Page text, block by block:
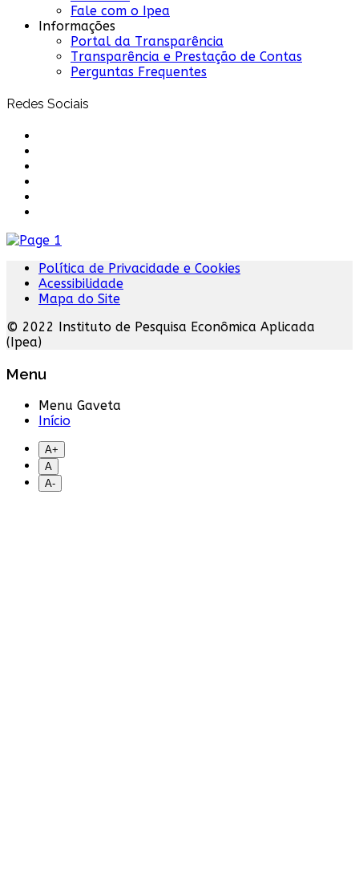
Fale com o Ipea
Informações
Portal da Transparência
Transparência e Prestação de Contas
Perguntas Frequentes
Redes Sociais
Política de Privacidade e Cookies
Acessibilidade
Mapa do Site
© 2022 Instituto de Pesquisa Econômica Aplicada
(Ipea)
Menu
Menu Gaveta
Início
A+
A
A-